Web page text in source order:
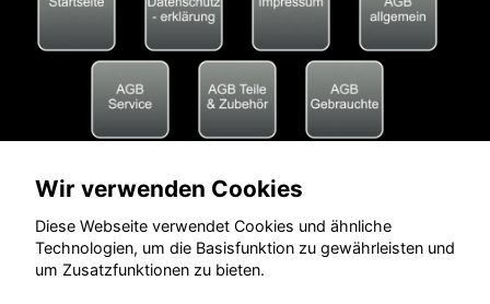
Wir verwenden Cookies
Diese Webseite verwendet Cookies und ähnliche
Technologien, um die Basisfunktion zu gewährleisten und
um Zusatzfunktionen zu bieten.